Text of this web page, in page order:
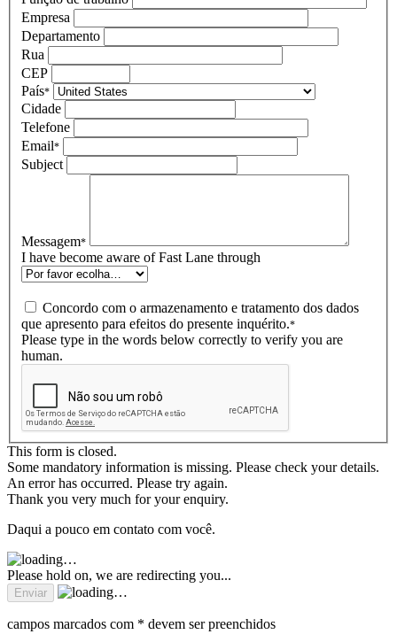
Empresa
Departamento
Rua
CEP
País*
Cidade
Telefone
Email*
Subject
Messagem*
I have become aware of Fast Lane through
Concordo com o armazenamento e tratamento dos dados
que apresento para efeitos do presente inquérito.*
Please type in the words below correctly to verify you are
human.
This form is closed.
Some mandatory information is missing. Please check your details.
An error has occurred. Please try again.
Thank you very much for your enquiry.
Daqui a pouco em contato com você.
Please hold on, we are redirecting you...
campos marcados com * devem ser preenchidos